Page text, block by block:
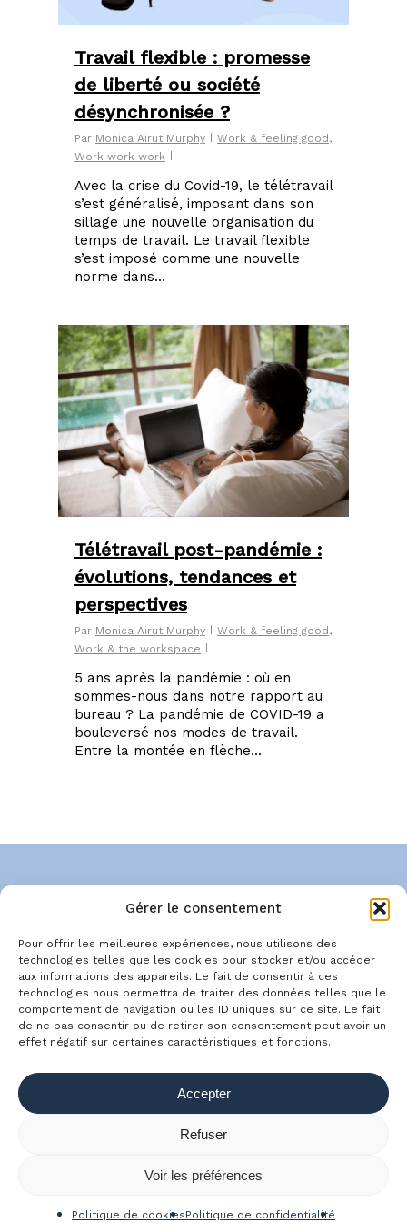
Gérer le consentement
Pour offrir les meilleures expériences, nous utilisons des
technologies telles que les cookies pour stocker et/ou accéder
aux informations des appareils. Le fait de consentir à ces
technologies nous permettra de traiter des données telles que le
comportement de navigation ou les ID uniques sur ce site. Le fait
de ne pas consentir ou de retirer son consentement peut avoir un
effet négatif sur certaines caractéristiques et fonctions.
Accepter
Refuser
Voir les préférences
Politique de cookiesPolitique de confidentialité
Travail flexible : promesse
de liberté ou société
désynchronisée ?
Par Monica Airut Murphy Work & feeling good,
Work work work
Avec la crise du Covid-19, le télétravail
s’est généralisé, imposant dans son
sillage une nouvelle organisation du
temps de travail. Le travail flexible
s’est imposé comme une nouvelle
norme dans...
Télétravail post-pandémie :
évolutions, tendances et
perspectives
Par Monica Airut Murphy Work & feeling good ,
Work & the workspace
5 ans après la pandémie : où en
sommes-nous dans notre rapport au
bureau ? La pandémie de COVID-19 a
bouleversé nos modes de travail.
Entre la montée en flèche...
Work & the City
Contact
Politique de confidentialité
Mentions légales
CGU
Politique de cookies (UE)
linkedin youtube email